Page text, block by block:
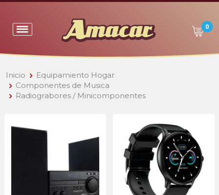
0
Inicio
Equipamiento Hogar
Componentes de Musica
Radiograbores / Minicomponentes